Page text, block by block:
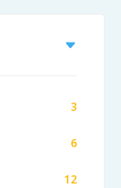
3
6
12